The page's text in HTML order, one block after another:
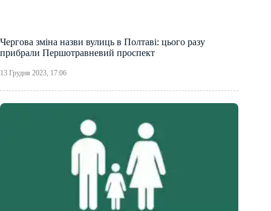
Чергова зміна назви вулиць в Полтаві: цього разу
прибрали Першотравневий проспект
13 Грудня 2023, 17:06